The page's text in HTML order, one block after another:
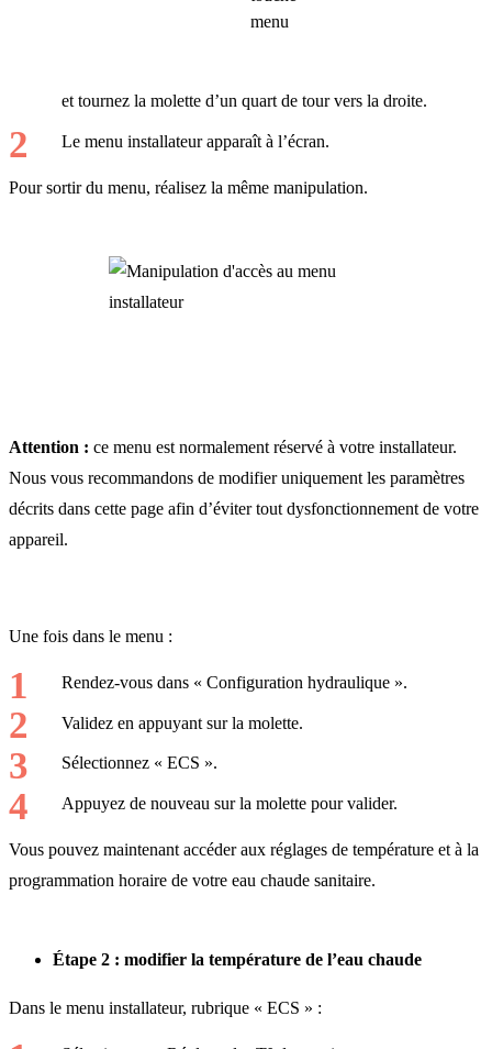
et tournez la molette d’un quart de tour vers la droite.
Le menu installateur apparaît à l’écran.
Pour sortir du menu, réalisez la même manipulation.
Attention : ce menu est normalement réservé à votre installateur.
Nous vous recommandons de modifier uniquement les paramètres
décrits dans cette page afin d’éviter tout dysfonctionnement de votre
appareil.
Une fois dans le menu :
Rendez-vous dans « Configuration hydraulique ».
Validez en appuyant sur la molette.
Sélectionnez « ECS ».
Appuyez de nouveau sur la molette pour valider.
Vous pouvez maintenant accéder aux réglages de température et à la
programmation horaire de votre eau chaude sanitaire.
Étape 2 : modifier la température de l’eau chaude
Dans le menu installateur, rubrique « ECS » :